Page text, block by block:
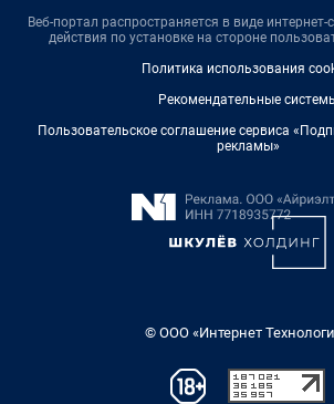
Веб-портал распространяется в виде
действия по установке на стороне
Политика использования
Рекомендательные
Пользовательское соглашение сервиса
рекламы»
© ООО «Интернет